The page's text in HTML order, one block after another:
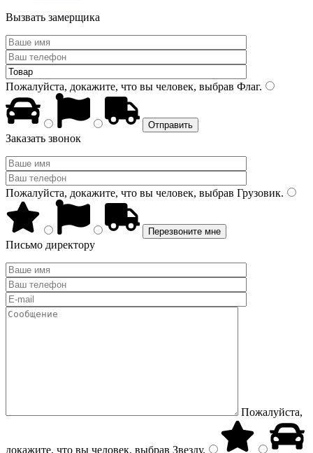
Вызвать замерщика
Пожалуйста, докажите, что вы человек, выбрав Флаг.
Заказать звонок
Пожалуйста, докажите, что вы человек, выбрав Грузовик.
Письмо директору
Пожалуйста,
докажите, что вы человек, выбрав Звезду.